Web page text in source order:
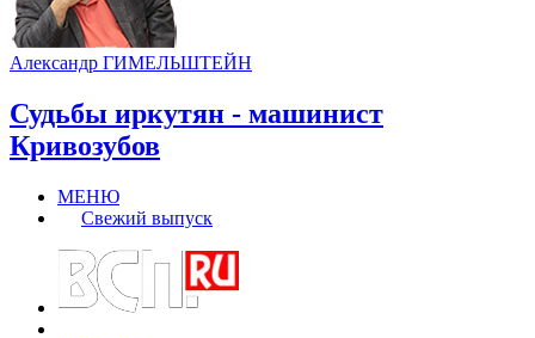
Александр ГИМЕЛЬШТЕЙН
Судьбы иркутян - машинист
Кривозубов
МЕНЮ
Свежий выпуск